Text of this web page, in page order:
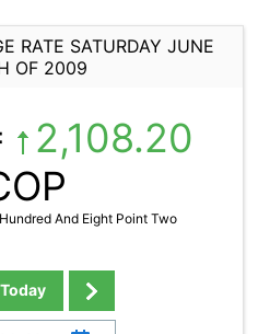
RATE SATURDAY JUNE
OF 2009
2,108.20
And Eight Point Two
Today